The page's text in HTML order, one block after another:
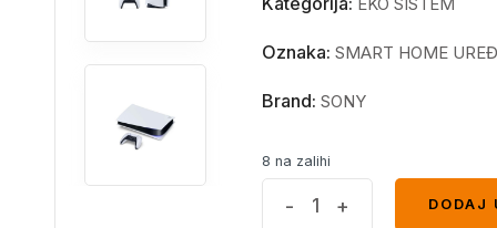
Oznaka: SMART HOME
Brand: SONY
8 na zalihi
- +
DODAJ